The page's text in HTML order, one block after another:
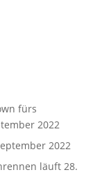
fürs
2022
2022
läuft 28.